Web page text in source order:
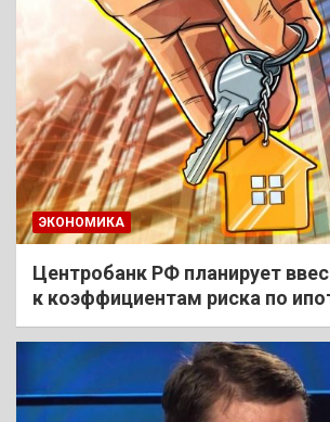
ЭКОНОМИКА
Центробанк РФ планирует
к коэффициентам риска по